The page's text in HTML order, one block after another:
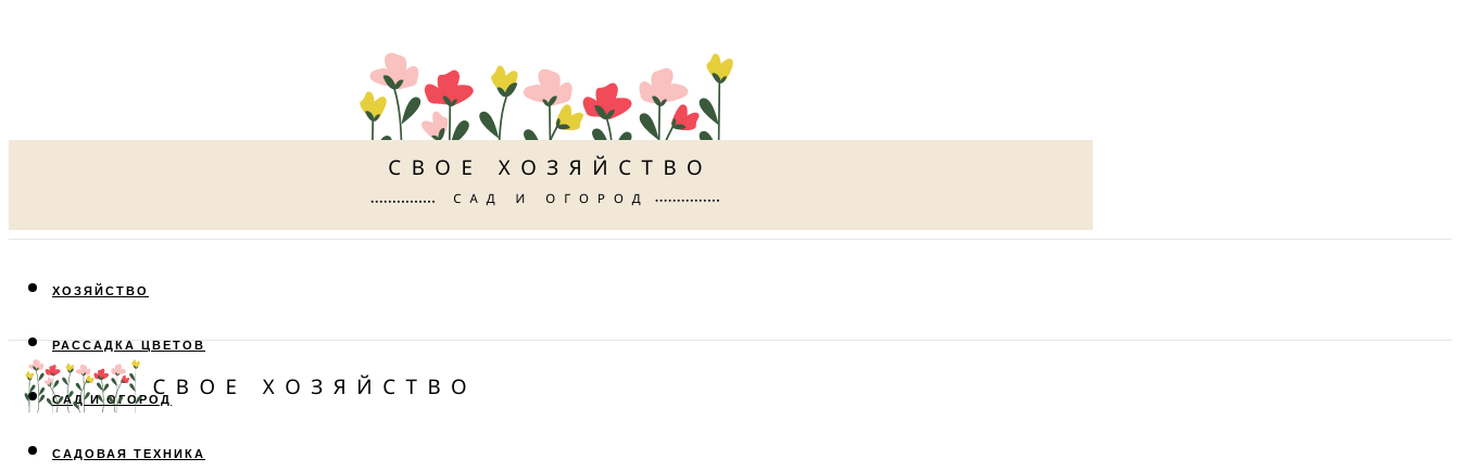
ХОЗЯЙСТВО
РАССАДКА ЦВЕТОВ
САД И ОГОРОД
САДОВАЯ ТЕХНИКА